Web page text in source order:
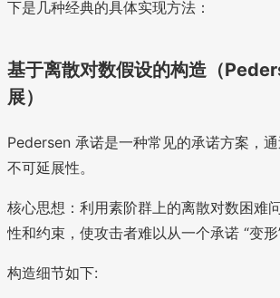
下是几种经典的具体实现方法：
基于离散对数假设的构造（
展）
Pedersen 承诺是一种常见的承诺方案，
不可延展性。
核心思想：利用素阶群上的离散对数困难
性和约束，使攻击者难以从一个承诺 “变形
构造细节如下: